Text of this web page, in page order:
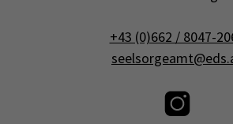
+43 (0)662 / 8047-